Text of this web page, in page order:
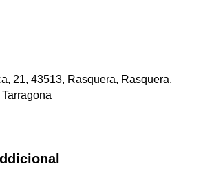
21, 43513, Rasquera, Rasquera,
Tarragona